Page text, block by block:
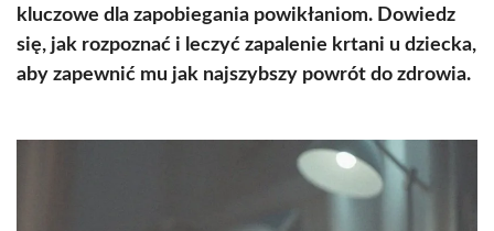
kluczowe dla zapobiegania powikłaniom. Dowiedz
się, jak rozpoznać i leczyć zapalenie krtani u dziecka,
aby zapewnić mu jak najszybszy powrót do zdrowia.